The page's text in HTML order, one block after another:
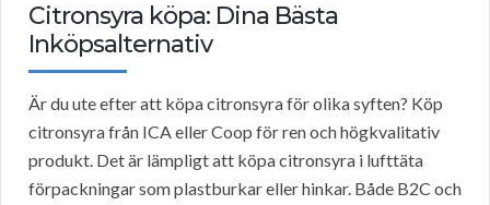
Citronsyra köpa: Dina Bästa
Inköpsalternativ
Är du ute efter att köpa citronsyra för olika syften? Köp
citronsyra från ICA eller Coop för ren och högkvalitativ
produkt. Det är lämpligt att köpa citronsyra i lufttäta
förpackningar som plastburkar eller hinkar. Både B2C och